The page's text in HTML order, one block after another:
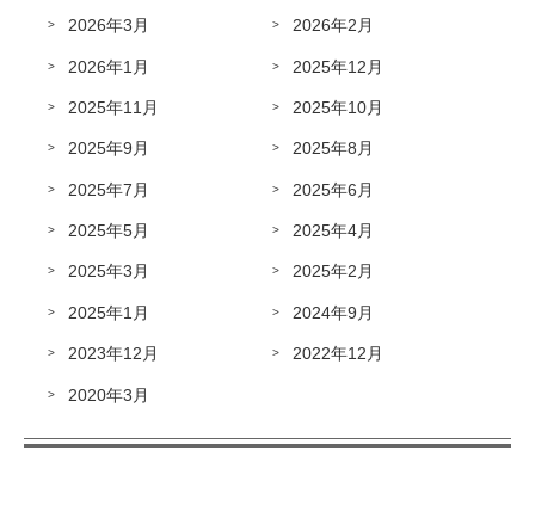
2026年3月 2026年2月
2026年1月 2025年12月
2025年11月 2025年10月
2025年9月 2025年8月
2025年7月 2025年6月
2025年5月 2025年4月
2025年3月 2025年2月
2025年1月 2024年9月
2023年12月 2022年12月
2020年3月